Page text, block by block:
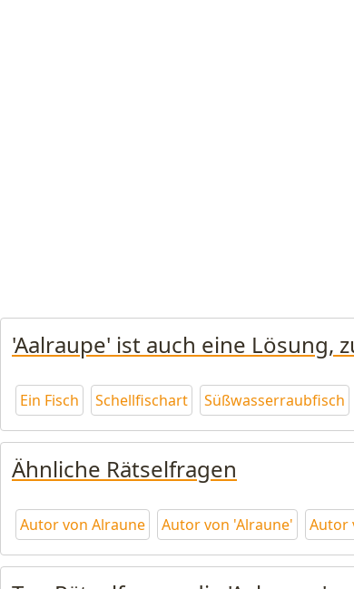
'Aalraupe' ist auch eine Lösung,
Ein Fisch Schellfischart Süßwasserraubfisch
Ähnliche Rätselfragen
Autor von Alraune Autor von 'Alraune' Autor